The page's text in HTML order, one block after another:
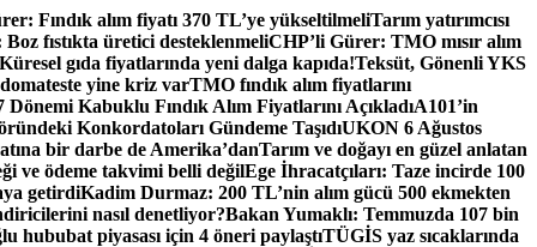
Fındık alım fiyatı 370 TL’ye yükseltilmeliTarım yatırımcısı
fıstıkta üretici desteklenmeliCHP’li Gürer: TMO mısır alım
Küresel gıda fiyatlarında yeni dalga kapıda!Teksüt, Gönenli YKS
yine kriz varTMO fındık alım fiyatlarını
Kabuklu Fındık Alım Fiyatlarını AçıkladıA101’in
Konkordatoları Gündeme TaşıdıUKON 6 Ağustos
bir darbe de Amerika’danTarım ve doğayı en güzel anlatan
ve ödeme takvimi belli değilEge İhracatçıları: Taze incirde 100
getirdiKadim Durmaz: 200 TL’nin alım gücü 500 ekmekten
nasıl denetliyor?Bakan Yumaklı: Temmuzda 107 bin
hububat piyasası için 4 öneri paylaştıTÜGİS yaz sıcaklarında